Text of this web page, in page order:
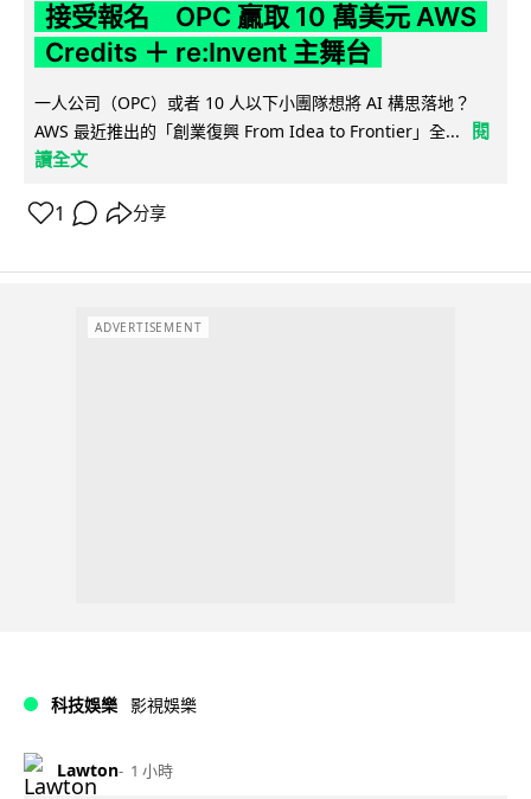
接受報名 OPC 贏取 10 萬美元 AWS
Credits ＋ re:Invent 主舞台
一人公司（OPC）或者 10 人以下小團隊想將 AI 構思落地？
AWS 最近推出的「創業復興 From Idea to Frontier」全...
閱
讀全文
1 分享
ADVERTISEMENT
科技娛樂 影視娛樂
Lawton 1 小時